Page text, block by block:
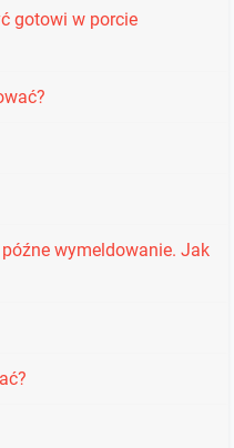
gotowi w porcie
wymeldowanie. Jak